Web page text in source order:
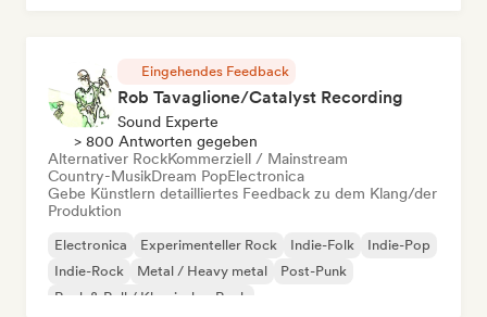
Eingehendes Feedback
Rob Tavaglione/Catalyst Recording
Sound Experte
> 800 Antworten gegeben
Alternativer RockKommerziell / Mainstream
Country-MusikDream PopElectronica
Gebe Künstlern detailliertes Feedback zu dem Klang/der
Produktion
Electronica Experimenteller Rock Indie-Folk
Indie-Pop
Indie-Rock
Metal / Heavy metal
Post-Punk
Rock & Roll / Klassischer Rock